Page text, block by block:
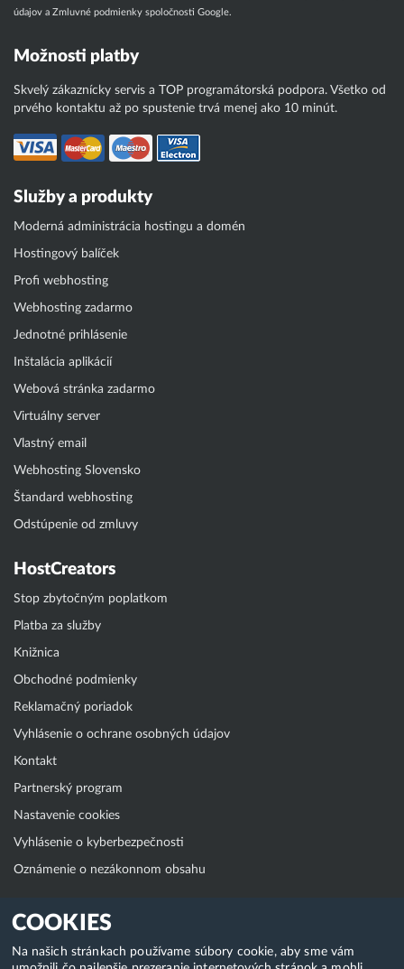
COOKIES
Na našich stránkach používame súbory cookie, aby sme vám
údajov a Zmluvné podmienky spoločnosti Google.
Možnosti platby
Skvelý zákaznícky servis a TOP programátorská podpora. Všetko od
prvého kontaktu až po spustenie trvá menej ako 10 minút.
Služby a produkty
Moderná administrácia hostingu a domén
Hostingový balíček
Profi webhosting
Webhosting zadarmo
Jednotné prihlásenie
Inštalácia aplikácií
Webová stránka zadarmo
Virtuálny server
Vlastný email
Webhosting Slovensko
Štandard webhosting
Odstúpenie od zmluvy
HostCreators
Stop zbytočným poplatkom
Platba za služby
Knižnica
Obchodné podmienky
Reklamačný poriadok
Vyhlásenie o ochrane osobných údajov
Kontakt
Partnerský program
Nastavenie cookies
Vyhlásenie o kyberbezpečnosti
Oznámenie o nezákonnom obsahu
Klientská zóna
WebAdmin